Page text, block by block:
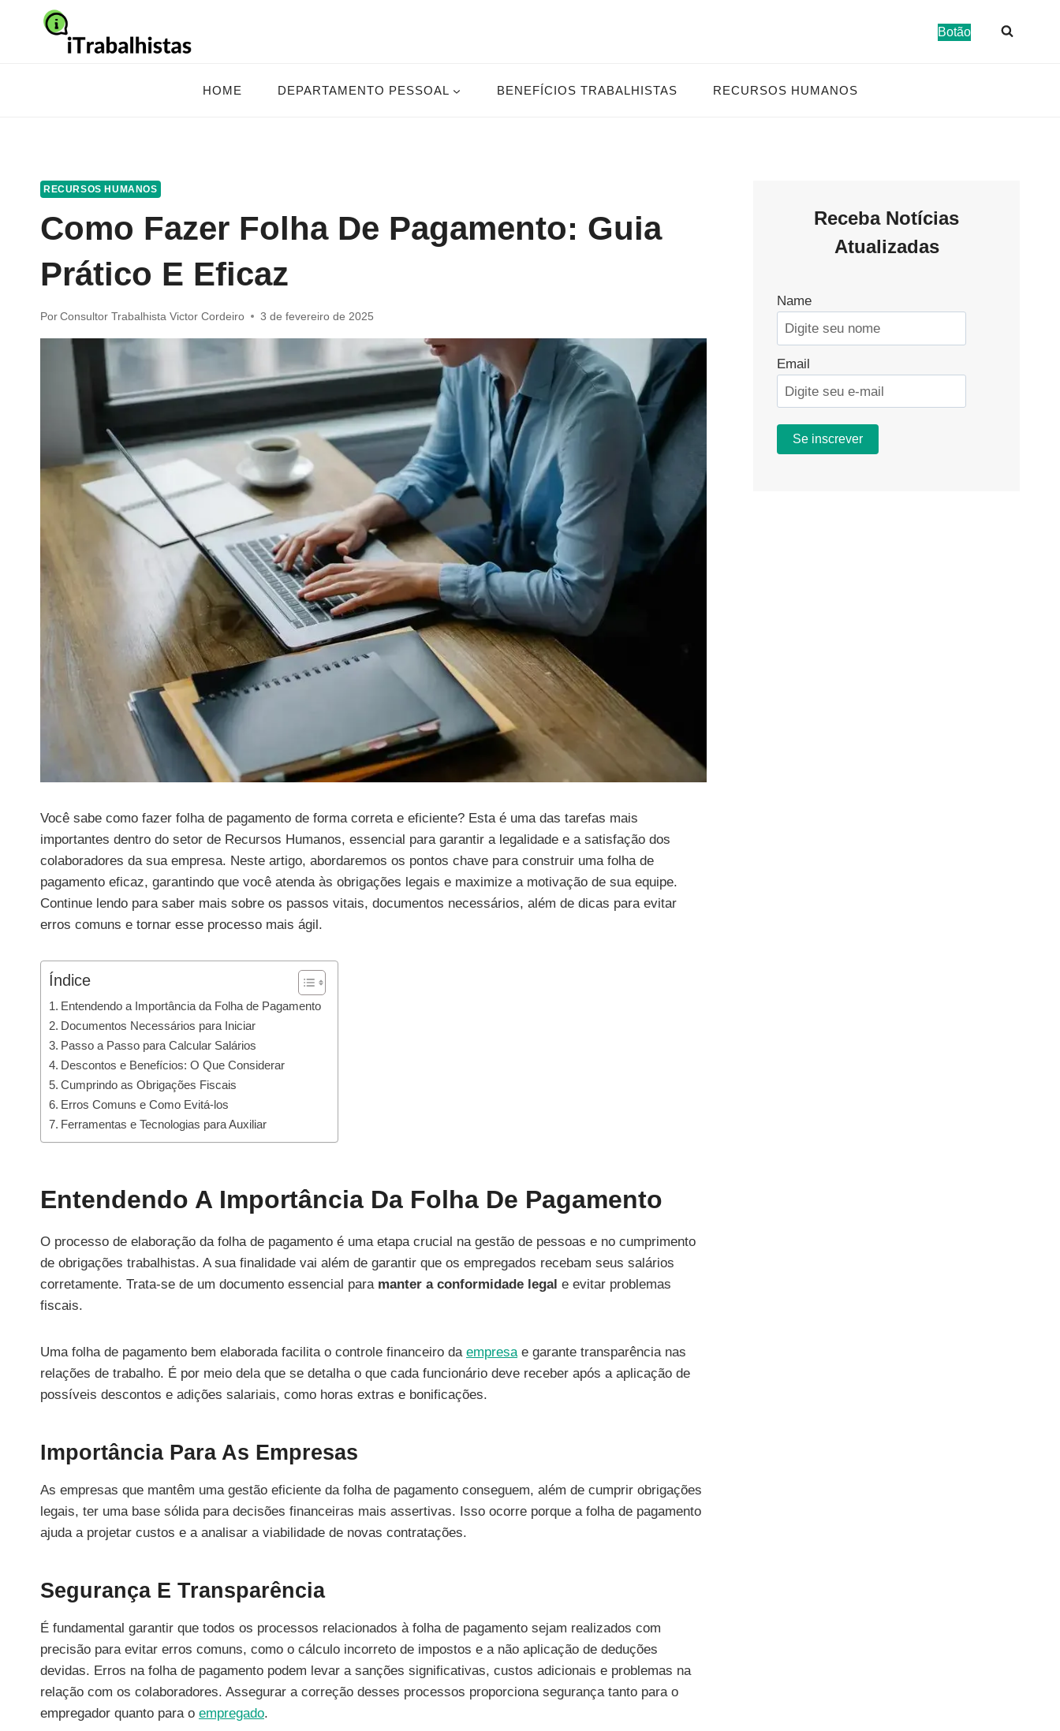
Botão
HOME DEPARTAMENTO PESSOAL BENEFÍCIOS TRABALHISTAS RECURSOS HUMANOS
RECURSOS HUMANOS
Como Fazer Folha De Pagamento: Guia
Prático E Eficaz
Por Consultor Trabalhista Victor Cordeiro 3 de fevereiro de 2025
Você sabe como fazer folha de pagamento de forma correta e eficiente? Esta é uma das tarefas mais
importantes dentro do setor de Recursos Humanos, essencial para garantir a legalidade e a satisfação dos
colaboradores da sua empresa. Neste artigo, abordaremos os pontos chave para construir uma folha de
pagamento eficaz, garantindo que você atenda às obrigações legais e maximize a motivação de sua equipe.
Continue lendo para saber mais sobre os passos vitais, documentos necessários, além de dicas para evitar
erros comuns e tornar esse processo mais ágil.
Índice
Entendendo a Importância da Folha de Pagamento
Documentos Necessários para Iniciar
Passo a Passo para Calcular Salários
Descontos e Benefícios: O Que Considerar
Cumprindo as Obrigações Fiscais
Erros Comuns e Como Evitá-los
Ferramentas e Tecnologias para Auxiliar
Entendendo A Importância Da Folha De Pagamento
O processo de elaboração da folha de pagamento é uma etapa crucial na gestão de pessoas e no cumprimento
de obrigações trabalhistas. A sua finalidade vai além de garantir que os empregados recebam seus salários
corretamente. Trata-se de um documento essencial para manter a conformidade legal e evitar problemas
fiscais.
Uma folha de pagamento bem elaborada facilita o controle financeiro da empresa e garante transparência nas
relações de trabalho. É por meio dela que se detalha o que cada funcionário deve receber após a aplicação de
possíveis descontos e adições salariais, como horas extras e bonificações.
Importância Para As Empresas
As empresas que mantêm uma gestão eficiente da folha de pagamento conseguem, além de cumprir obrigações
legais, ter uma base sólida para decisões financeiras mais assertivas. Isso ocorre porque a folha de pagamento
ajuda a projetar custos e a analisar a viabilidade de novas contratações.
Segurança E Transparência
É fundamental garantir que todos os processos relacionados à folha de pagamento sejam realizados com
precisão para evitar erros comuns, como o cálculo incorreto de impostos e a não aplicação de deduções
devidas. Erros na folha de pagamento podem levar a sanções significativas, custos adicionais e problemas na
relação com os colaboradores. Assegurar a correção desses processos proporciona segurança tanto para o
empregador quanto para o empregado.
Receba Notícias
Atualizadas
Name
Email